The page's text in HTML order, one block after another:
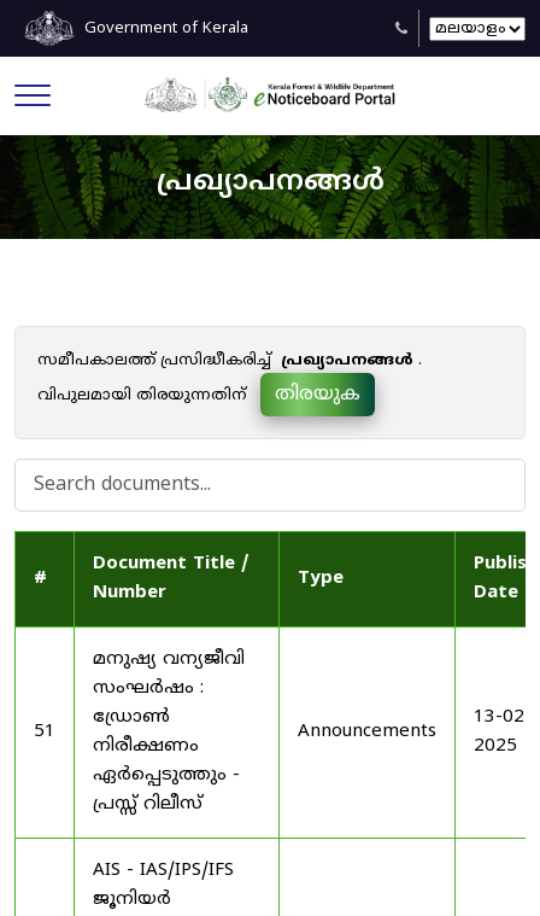
Government of Kerala
പ്രഖ്യാപനങ്ങൾ
സമീപകാലത്ത് പ്രസിദ്ധീകരിച്ച് പ്രഖ്യാപനങ്ങൾ .
വിപുലമായി തിരയുന്നതിന്
തിരയുക
#
Document Title /
Number
Type
Date
51
മനുഷ്യ വന്യജീവി
സംഘർഷം :
ഡ്രോൺ
നിരീക്ഷണം
ഏർപ്പെടുത്തും -
പ്രസ്സ് റിലീസ്
Announcements
13-02-
2025
AIS - IAS/IPS/IFS
ജൂനിയർ